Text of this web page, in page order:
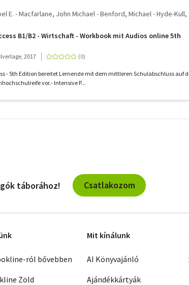
E. - Macfarlane, John Michael - Benford, Michael - Hyde-Kull,
B1/B2 - Wirtschaft - Workbook mit Audios online 5th
2017
- 5th Edition bereitet Lernende mit dem mittleren Schulabschluss auf
vor.- Intensive P...
szűrők
táborához! Csatlakozom
ról bővebben
Zöld
Mit kínálunk
AI Könyvajánló
Ajándékkártyák